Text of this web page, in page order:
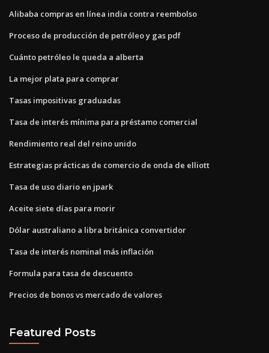
Alibaba compras en línea india contra reembolso
Proceso de producción de petróleo y gas pdf
Cuánto petróleo le queda a alberta
La mejor plata para comprar
Tasas impositivas graduadas
Tasa de interés mínima para préstamo comercial
Rendimiento real del reino unido
Estrategias prácticas de comercio de onda de elliott
Tasa de uso diario en jpark
Aceite siete días para morir
Dólar australiano a libra británica convertidor
Tasa de interés nominal más inflación
Formula para tasa de descuento
Precios de bonos vs mercado de valores
Featured Posts